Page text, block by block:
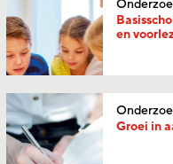
en
Groei in